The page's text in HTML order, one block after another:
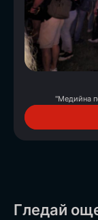
"Медийна
Гледай